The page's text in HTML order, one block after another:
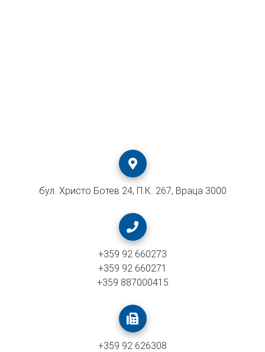
бул. Христо Ботев 24, П.К. 267, Враца 3000
+359 92 660273
+359 92 660271
+359 887000415
+359 92 626308